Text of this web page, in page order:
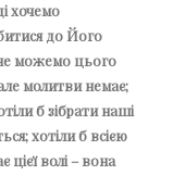
хочемо
до Його
можемо цього
молитви немає;
б зібрати наші
хотіли б всією
волі – вона